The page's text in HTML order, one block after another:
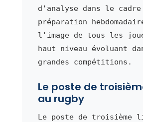
d'analyse dans le cadre
préparation
l'image de tous les
haut niveau évoluant
grandes compétitions.
Le poste de
au rugby
Le poste de troisième